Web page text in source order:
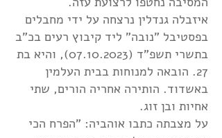
איזבלה גנדלין נרצחה על ידי מחבלים
בפסטיבל "נובה" ליד קיבוץ רעים בכ"ב
בתשרי תשפ"ד (07.10.2023)
, והיא בת
27. הובאה למנוחות בבית העלמין
באשדוד. הותירה אחריה הורים, שתי
אחיות ובן זוג.
על מצבתה כתבו אוהביה: "הפרח הכי